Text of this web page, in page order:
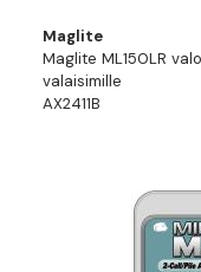
Maglite
Maglite ML150LR
valaisimille
AX2411B